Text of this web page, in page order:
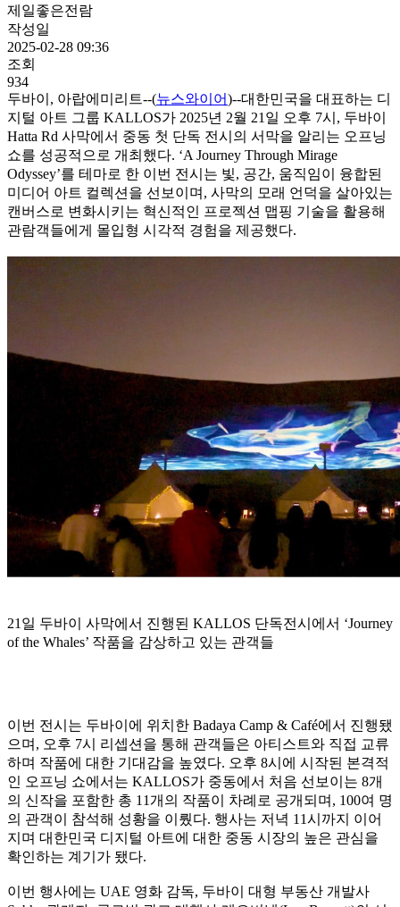
제일좋은전람
작성일
2025-02-28 09:36
조회
934
두바이, 아랍에미리트--(뉴스와이어)--대한민국을 대표하는 디
지털 아트 그룹 KALLOS가 2025년 2월 21일 오후 7시, 두바이
Hatta Rd 사막에서 중동 첫 단독 전시의 서막을 알리는 오프닝
쇼를 성공적으로 개최했다. ‘A Journey Through Mirage
Odyssey’를 테마로 한 이번 전시는 빛, 공간, 움직임이 융합된
미디어 아트 컬렉션을 선보이며, 사막의 모래 언덕을 살아있는
캔버스로 변화시키는 혁신적인 프로젝션 맵핑 기술을 활용해
관람객들에게 몰입형 시각적 경험을 제공했다.
21일 두바이 사막에서 진행된 KALLOS 단독전시에서 ‘Journey
of the Whales’ 작품을 감상하고 있는 관객들
이번 전시는 두바이에 위치한 Badaya Camp & Café에서 진행됐
으며, 오후 7시 리셉션을 통해 관객들은 아티스트와 직접 교류
하며 작품에 대한 기대감을 높였다. 오후 8시에 시작된 본격적
인 오프닝 쇼에서는 KALLOS가 중동에서 처음 선보이는 8개
의 신작을 포함한 총 11개의 작품이 차례로 공개되며, 100여 명
의 관객이 참석해 성황을 이뤘다. 행사는 저녁 11시까지 이어
지며 대한민국 디지털 아트에 대한 중동 시장의 높은 관심을
확인하는 계기가 됐다.
이번 행사에는 UAE 영화 감독, 두바이 대형 부동산 개발사